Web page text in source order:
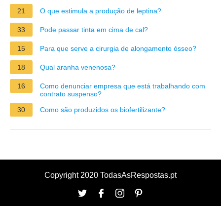
21
O que estimula a produção de leptina?
33 Pode passar tinta em cima de cal?
15 Para que serve a cirurgia de alongamento ósseo?
18 Qual aranha venenosa?
16
Como denunciar empresa que está trabalhando com
contrato suspenso?
30
Como são produzidos os biofertilizante?
Copyright 2020 TodasAsRespostas.pt